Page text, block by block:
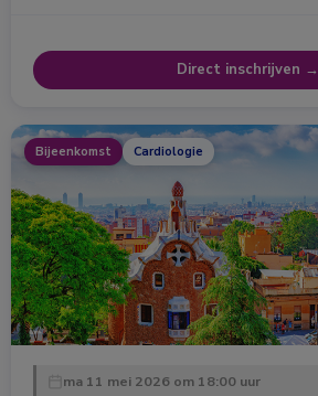
Direct inschrijven →
Bijeenkomst Cardiologie
ma 11 mei 2026 om 18:00 uur